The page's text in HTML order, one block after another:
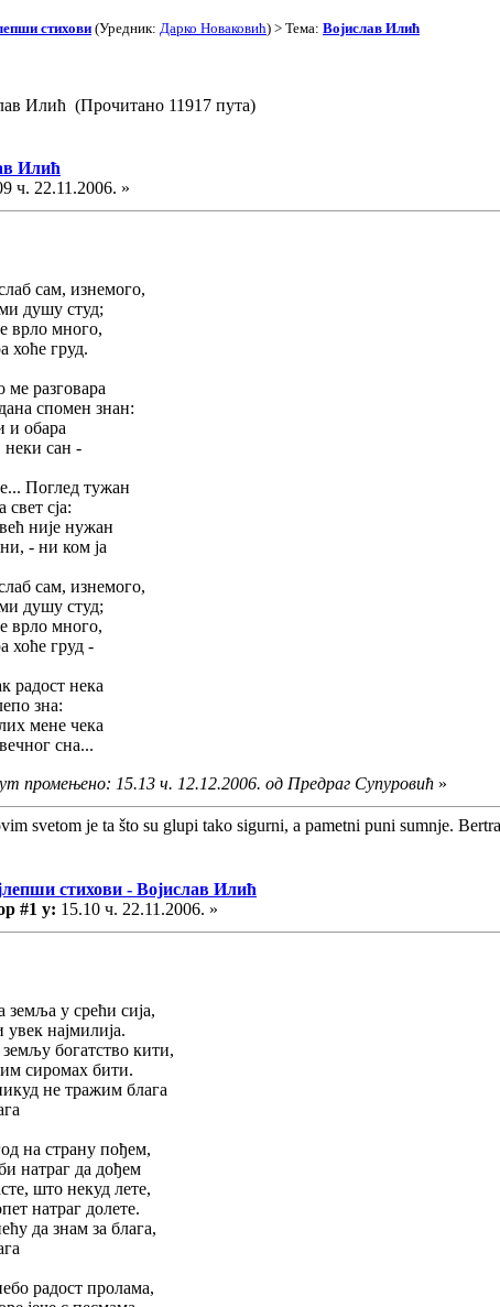
стихови(Уредник: Дарко Новаковић) > Тема: Војислав Илић
Илић (Прочитано 11917 пута)
Илић
ч. 22.11.2006. »
сам, изнемого,
душу студ;
врло много,
хоће груд.
разговара
спомен знан:
и обара
сан -
Поглед тужан
свет сја:
није нужан
- ни ком ја
сам, изнемого,
душу студ;
врло много,
хоће груд -
радост нека
зна:
мене чека
сна...
промењено: 15.13 ч. 12.12.2006. од Предраг Супуровић »
svetom je ta što su glupi tako sigurni, a pametni puni sumnje.
стихови - Војислав Илић
#1 у: 15.10 ч. 22.11.2006. »
земља у срећи сија,
најмилија.
богатство кити,
сиромах бити.
не тражим блага
на страну пођем,
натраг да дођем
што некуд лете,
натраг долете.
да знам за блага,
радост пролама,